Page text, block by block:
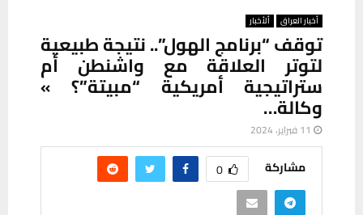
أخبار العراق ألأخبار
توقف “برنامج الهول”.. نتيجة طبيعية
لتوتر العلاقة مع واشنطن أم
ستراتيجية أمريكية “مبيتة”؟ »
وكالة…
11 فبراير، 2024
مشاركة 0